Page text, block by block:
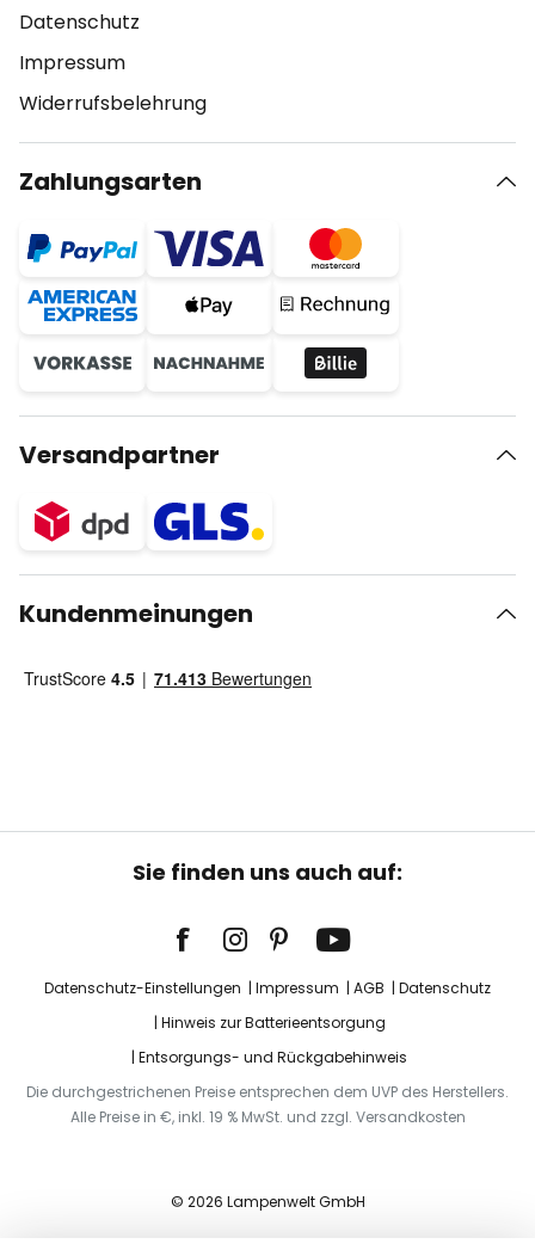
Datenschutz
Impressum
Widerrufsbelehrung
Zahlungsarten
Versandpartner
Kundenmeinungen
Sie finden uns auch auf:
Datenschutz-Einstellungen Impressum AGB
Datenschutz
Hinweis zur Batterieentsorgung
Entsorgungs- und Rückgabehinweis
Die durchgestrichenen Preise entsprechen dem UVP des Herstellers.
Alle Preise in €, inkl. 19 % MwSt. und zzgl. Versandkosten
© 2026 Lampenwelt GmbH